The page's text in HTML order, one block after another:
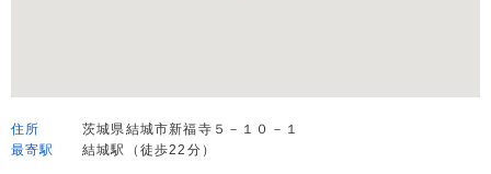
住所
茨城県結城市新福寺５－１０－１
最寄駅
結城駅（徒歩22分）